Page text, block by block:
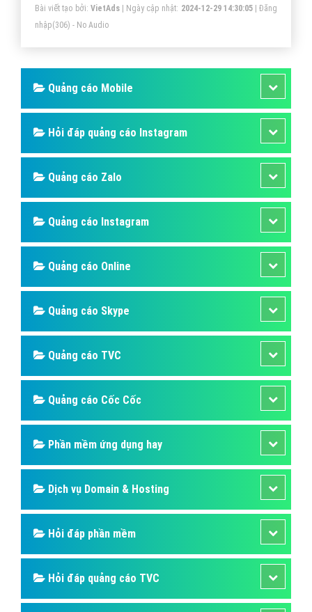
Bài viết tạo bởi: VietAds| Ngày cập nhật: 2024-12-29 14:30:05|Đăng
nhập(306) - No Audio
Quảng cáo Mobile
Hỏi đáp quảng cáo Instagram
Quảng cáo Zalo
Quảng cáo Instagram
Quảng cáo Online
Quảng cáo Skype
Quảng cáo TVC
Quảng cáo Cốc Cốc
Phần mềm ứng dụng hay
Dịch vụ Domain & Hosting
Hỏi đáp phần mềm
Hỏi đáp quảng cáo TVC